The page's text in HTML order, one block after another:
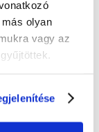
olyan
vagy az
SPECIAL diétát 2-
állati zsír,
ásványi